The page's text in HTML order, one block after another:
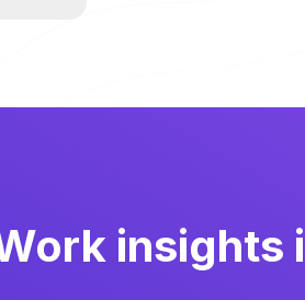
insights